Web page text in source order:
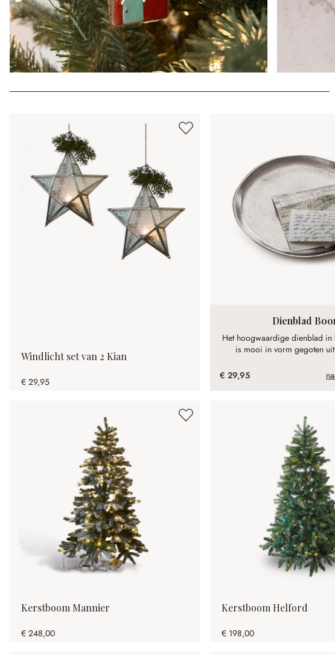
Windlicht set van 2 Kian
€ 29,95
Dienblad
Het hoogwaardige dienblad in
is mooi in vorm gegoten
€ 29,95
Kerstboom Mannier
€ 248,00
Kerstboom Helford
€ 198,00